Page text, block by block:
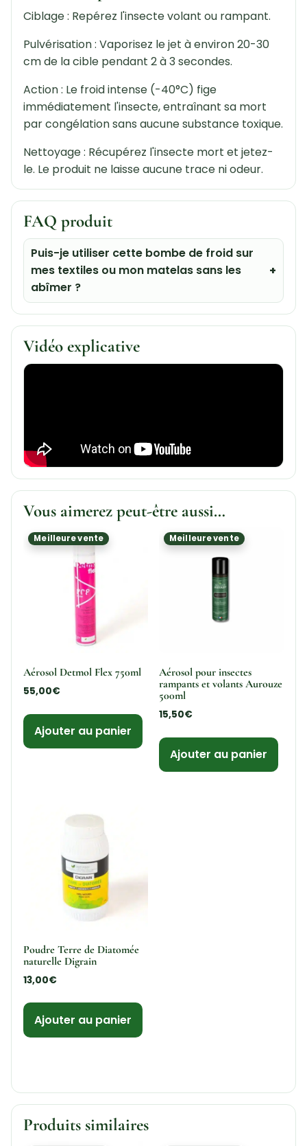
Ciblage : Repérez l'insecte volant ou rampant.
Pulvérisation : Vaporisez le jet à environ 20-30
cm de la cible pendant 2 à 3 secondes.
Action : Le froid intense (-40°C) fige
immédiatement l'insecte, entraînant sa mort
par congélation sans aucune substance toxique.
Nettoyage : Récupérez l'insecte mort et jetez-
le. Le produit ne laisse aucune trace ni odeur.
FAQ produit
Puis-je utiliser cette bombe de froid sur
mes textiles ou mon matelas sans les
abîmer ?
Vidéo explicative
Vous aimerez peut-être aussi…
Meilleure vente
Aérosol Detmol Flex 750ml
55,00€
Ajouter au panier
Meilleure vente
Aérosol pour insectes
rampants et volants Aurouze
500ml
15,50€
Ajouter au panier
Poudre Terre de Diatomée
naturelle Digrain
13,00€
Ajouter au panier
Produits similaires